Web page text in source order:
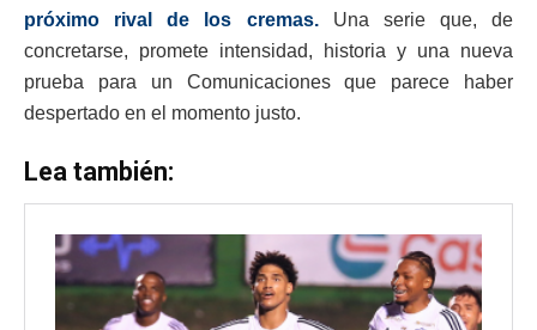
próximo rival de los cremas.
Una serie que, de
concretarse, promete intensidad, historia y una nueva
prueba para un Comunicaciones que parece haber
despertado en el momento justo.
Lea también: